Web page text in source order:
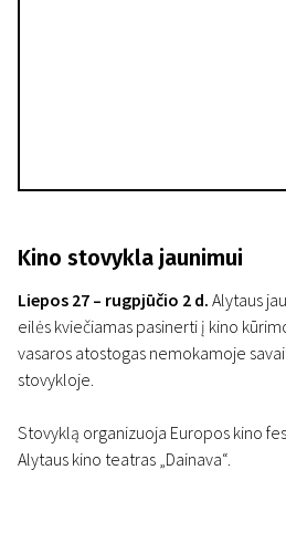
Kino stovykla jaunimui
Liepos 27 – rugpjūčio 2 d. Alytaus
eilės kviečiamas pasinerti į kino
vasaros atostogas nemokamoje
stovykloje.
Stovyklą organizuoja Europos kino
Alytaus kino teatras „Dainava“.